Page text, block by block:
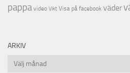
pappa video Vikt Visa på facebook väder
ARKIV
Arkiv